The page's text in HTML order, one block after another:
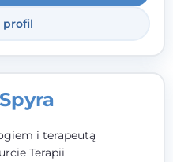
profil
i terapeutą
Terapii